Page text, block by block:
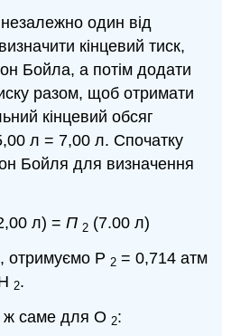
незалежно один від
кінцевий тиск,
Бойла, а потім додати
разом, щоб отримати
кінцевий обсяг
л = 7,00 л. Спочатку
Бойля для визначення
л) = П 2 (7.00 л)
, отримуємо Р 2 = 0,714 атм
2.
ж саме для O 2: